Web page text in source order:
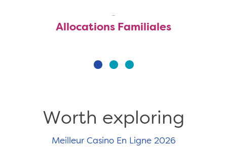
Allocations Familiales
Worth exploring
Meilleur Casino En Ligne 2026